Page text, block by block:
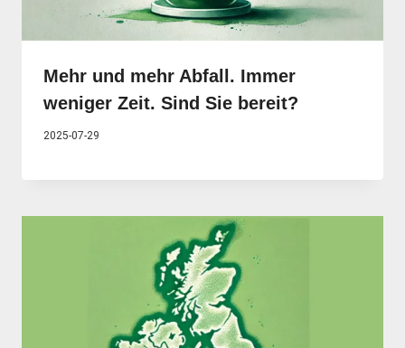
Mehr und mehr Abfall. Immer
weniger Zeit. Sind Sie bereit?
2025-07-29